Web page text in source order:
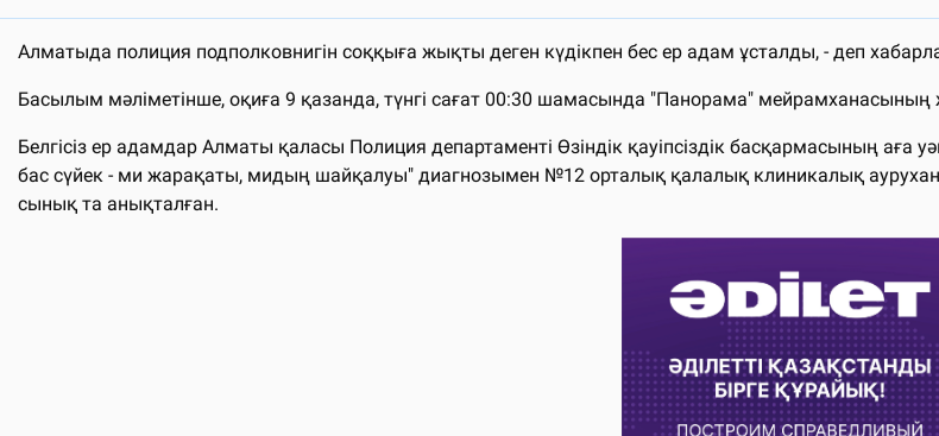
Алматыда полиция подполковнигін соққыға жықты деген күдікпен бес ер адам ұсталды, - деп
Басылым мәліметінше, оқиға 9 қазанда, түнгі сағат 00:30 шамасында "Панорама"
Белгісіз ер адамдар Алматы қаласы Полиция департаменті Өзіндік қауіпсіздік басқармасының аға
бас сүйек - ми жарақаты, мидың шайқалуы" диагнозымен №12 орталық қалалық клиникалық
сынық та анықталған.